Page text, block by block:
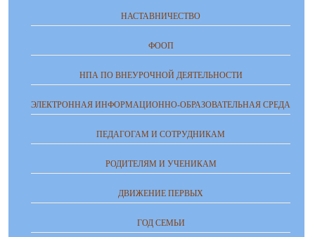
НАСТАВНИЧЕСТВО
ФООП
НПА ПО ВНЕУРОЧНОЙ ДЕЯТЕЛЬНОСТИ
ЭЛЕКТРОННАЯ ИНФОРМАЦИОННО-ОБРАЗОВАТЕЛЬНАЯ СРЕДА
ПЕДАГОГАМ И СОТРУДНИКАМ
РОДИТЕЛЯМ И УЧЕНИКАМ
ДВИЖЕНИЕ ПЕРВЫХ
ГОД СЕМЬИ